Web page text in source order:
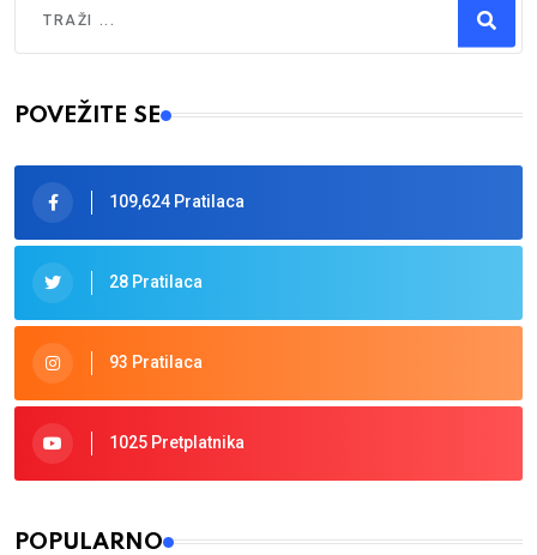
Type 2 or more characters for results.
POVEŽITE SE
109,624 Pratilaca
28 Pratilaca
93 Pratilaca
1025 Pretplatnika
POPULARNO